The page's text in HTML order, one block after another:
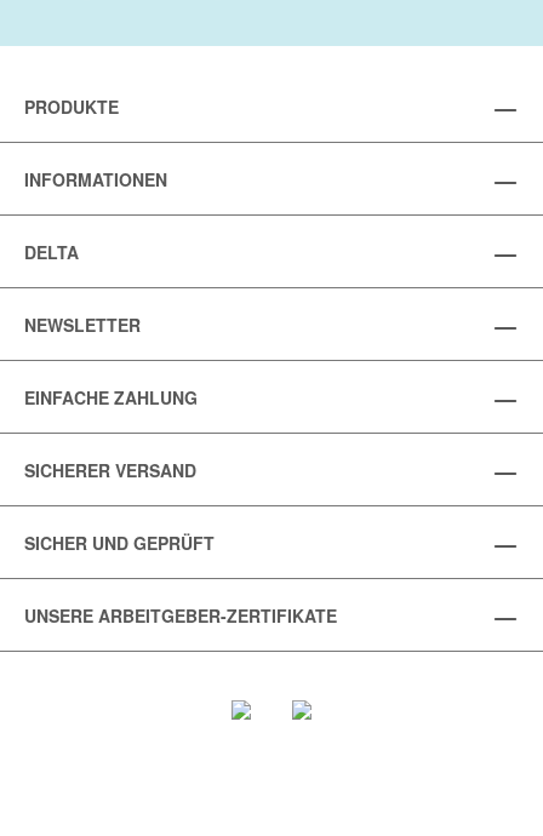
PRODUKTE
INFORMATIONEN
DELTA
NEWSLETTER
EINFACHE ZAHLUNG
SICHERER VERSAND
SICHER UND GEPRÜFT
UNSERE ARBEITGEBER-ZERTIFIKATE